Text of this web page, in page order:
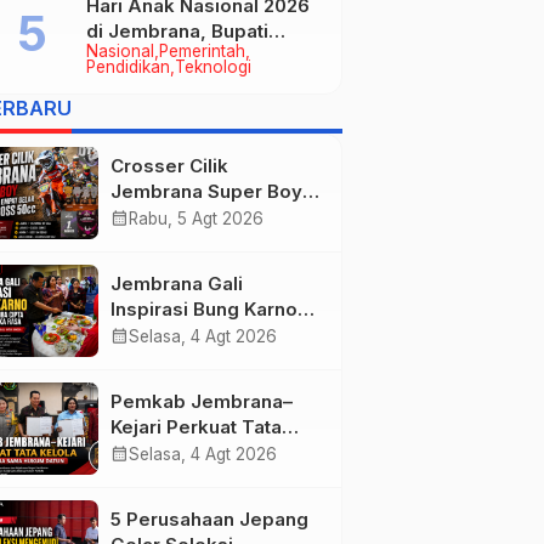
Nasional
Pemerintah
Pendidikan Teknologi
Hari Anak Nasional 2026
di Jembrana, Bupati
Kembang Tegaskan
Pentingnya Karakter dan
Crosser Cilik
Jembrana Super Boy
Sapu Bersih Empat
calendar_month Rabu, 5 Agt 2026
Jembrana Gali
Inspirasi Bung Karno
melalui Lomba Cipta
calendar_monthSelasa, 4 Agt 2026
Pemkab Jembrana–
Kejari Perkuat Tata
Kelola Lewat Kerja
calendar_monthSelasa, 4 Agt 2026
5 Perusahaan Jepang